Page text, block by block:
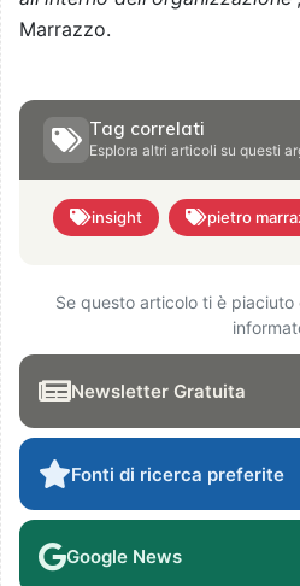
Marrazzo.
Tag correlati
Esplora altri articoli su questi
insight pietro
Se questo articolo ti è
Newsletter Gratuita
Fonti di ricerca preferite
Google News